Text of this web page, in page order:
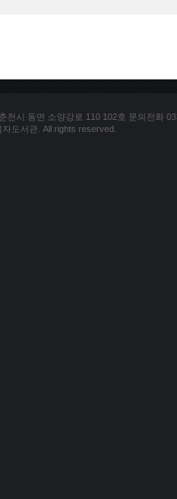
천시 동면 소양강로 110 102호 문의전화
도서관. All rights reserved.